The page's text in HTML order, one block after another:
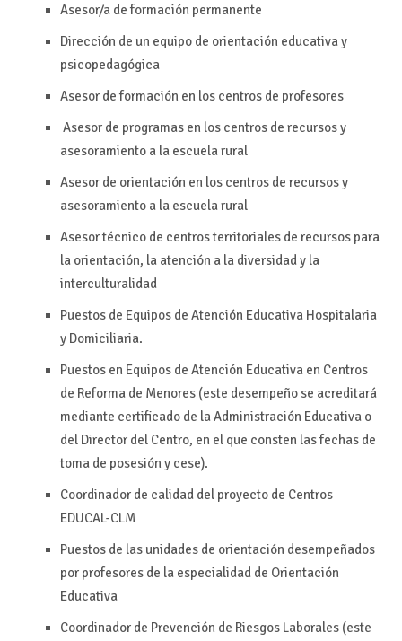
Asesor/a de formación permanente
Dirección de un equipo de orientación educativa y
psicopedagógica
Asesor de formación en los centros de profesores
Asesor de programas en los centros de recursos y
asesoramiento a la escuela rural
Asesor de orientación en los centros de recursos y
asesoramiento a la escuela rural
Asesor técnico de centros territoriales de recursos para
la orientación, la atención a la diversidad y la
interculturalidad
Puestos de Equipos de Atención Educativa Hospitalaria
y Domiciliaria.
Puestos en Equipos de Atención Educativa en Centros
de Reforma de Menores (este desempeño se acreditará
mediante certificado de la Administración Educativa o
del Director del Centro, en el que consten las fechas de
toma de posesión y cese).
Coordinador de calidad del proyecto de Centros
EDUCAL-CLM
Puestos de las unidades de orientación desempeñados
por profesores de la especialidad de Orientación
Educativa
Coordinador de Prevención de Riesgos Laborales (este